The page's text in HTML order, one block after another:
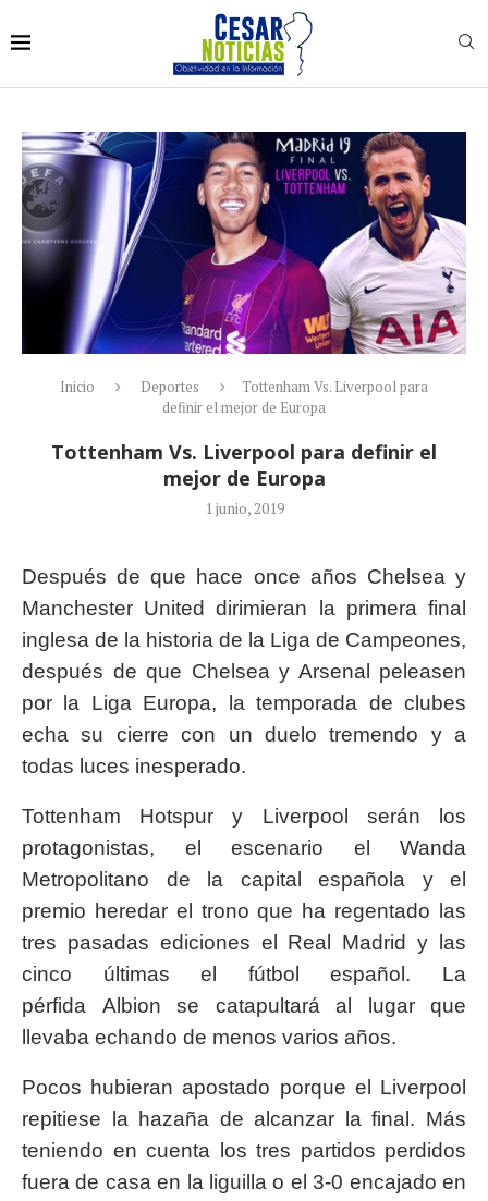
Inicio Deportes
Tottenham Vs. Liverpool para
definir el mejor de Europa
Tottenham Vs. Liverpool para definir el
mejor de Europa
1 junio, 2019
Después de que hace once años Chelsea y
Manchester United dirimieran la primera final
inglesa de la historia de la Liga de Campeones,
después de que Chelsea y Arsenal peleasen
por la Liga Europa, la temporada de clubes
echa su cierre con un duelo tremendo y a
todas luces inesperado.
Tottenham Hotspur y Liverpool serán los
protagonistas, el escenario el Wanda
Metropolitano de la capital española y el
premio heredar el trono que ha regentado las
tres pasadas ediciones el Real Madrid y las
cinco últimas el fútbol español. La
pérfida Albion se catapultará al lugar que
llevaba echando de menos varios años.
Pocos hubieran apostado porque el Liverpool
repitiese la hazaña de alcanzar la final. Más
teniendo en cuenta los tres partidos perdidos
fuera de casa en la liguilla o el 3-0 encajado en